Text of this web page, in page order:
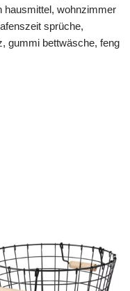
hausmittel, wohnzimmer
sprüche,
gummi bettwäsche, feng